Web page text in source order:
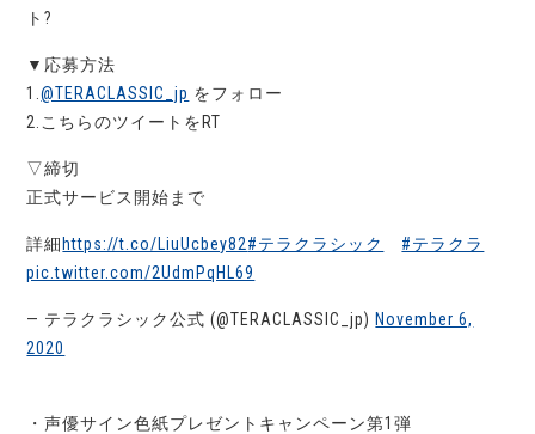
ト?
▼応募方法
1.@TERACLASSIC_jp をフォロー
2.こちらのツイートをRT
▽締切
正式サービス開始まで
詳細 https://t.co/LiuUcbey82#テラクラシック
#テラクラ
pic.twitter.com/2UdmPqHL69
— テラクラシック公式 (@TERACLASSIC_jp) November 6,
2020
・声優サイン色紙プレゼントキャンペーン第1弾